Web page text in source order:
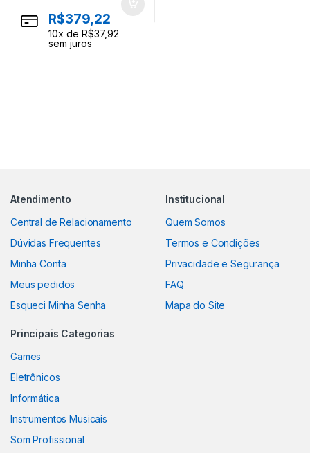
R$379,22
10x de R$37,92
sem juros
Atendimento
Central de Relacionamento
Dúvidas Frequentes
Minha Conta
Meus pedidos
Esqueci Minha Senha
Institucional
Quem Somos
Termos e Condições
Privacidade e Segurança
FAQ
Mapa do Site
Principais Categorias
Games
Eletrônicos
Informática
Instrumentos Musicais
Som Profissional